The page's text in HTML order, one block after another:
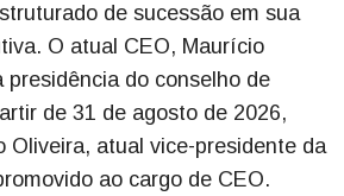
de sucessão em sua
O atual CEO, Maurício
presidência do conselho de
de 31 de agosto de 2026,
Oliveira, atual vice-presidente da
ao cargo de CEO.